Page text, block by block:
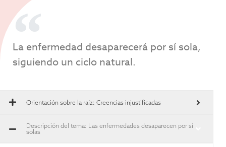
La enfermedad desaparecerá por sí sola,
siguiendo un ciclo natural.
Orientación sobre la raíz: Creencias injustificadas
Descripción del tema: Las enfermedades desaparecen por sí
solas